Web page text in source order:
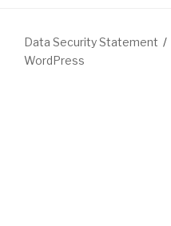
Data Security Statement
WordPress